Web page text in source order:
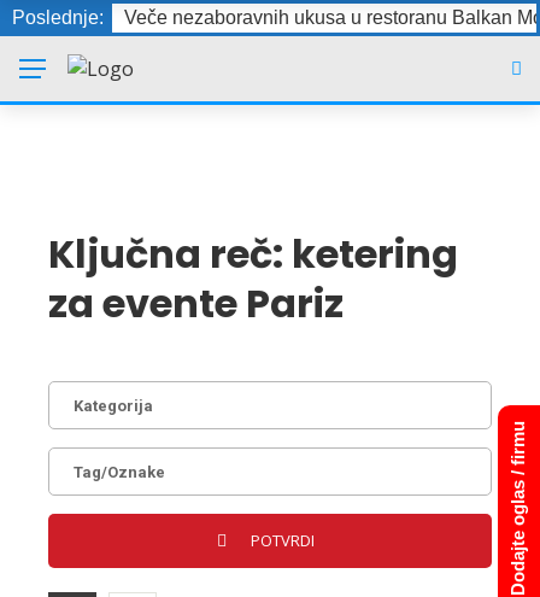
Poslednje: Veče nezaboravnih ukusa u restoranu Balkan
Ključna reč: ketering
za evente Pariz
Dodajte oglas / firmu